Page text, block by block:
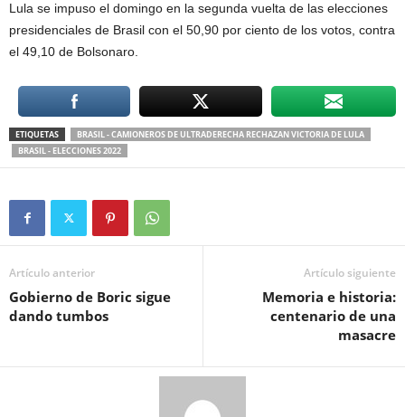
Lula se impuso el domingo en la segunda vuelta de las elecciones
presidenciales de Brasil con el 50,90 por ciento de los votos, contra
el 49,10 de Bolsonaro.
ETIQUETAS
BRASIL - CAMIONEROS DE ULTRADERECHA RECHAZAN VICTORIA DE LULA
BRASIL - ELECCIONES 2022
Artículo anterior
Gobierno de Boric sigue
dando tumbos
Artículo siguiente
Memoria e historia:
centenario de una
masacre